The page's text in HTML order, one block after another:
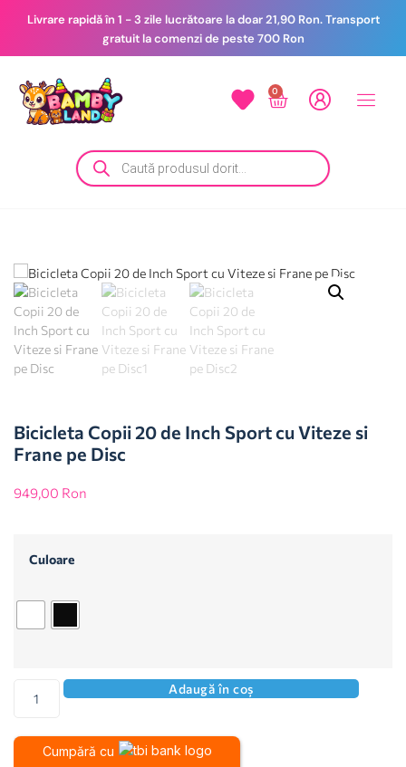
Livrare rapidă în 1 - 3 zile lucrătoare la doar 21,90 Ron. Transport
gratuit la comenzi de peste 700 Ron
0
Bicicleta Copii 20 de Inch Sport cu Viteze si
Frane pe Disc
949,00 Ron
Culoare
Adaugă în coș
Cumpără cu